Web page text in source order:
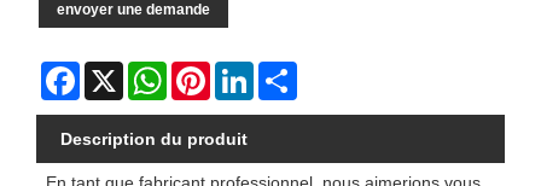
envoyer une demande
Facebook
X WhatsAppPinterestLinkedIn
Description du produit